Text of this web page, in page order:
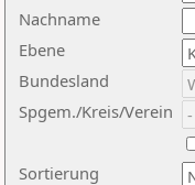
Nachname
Ebene
Sortierung
Bundesland
Spgem./Kreis/Verein